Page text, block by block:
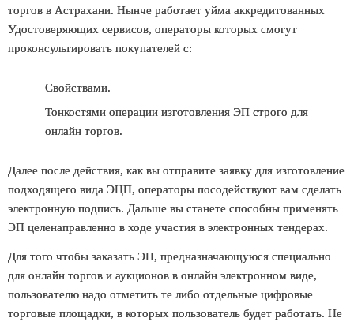
торгов в Астрахани. Нынче работает уйма аккредитованных
Удостоверяющих сервисов, операторы которых смогут
проконсультировать покупателей с:
Свойствами.
Тонкостями операции изготовления ЭП строго для
онлайн торгов.
Далее после действия, как вы отправите заявку для изготовление
подходящего вида ЭЦП, операторы посодействуют вам сделать
электронную подпись. Дальше вы станете способны применять
ЭП целенаправленно в ходе участия в электронных тендерах.
Для того чтобы заказать ЭП, предназначающуюся специально
для онлайн торгов и аукционов в онлайн электронном виде,
пользователю надо отметить те либо отдельные цифровые
торговые площадки, в которых пользователь будет работать. Не